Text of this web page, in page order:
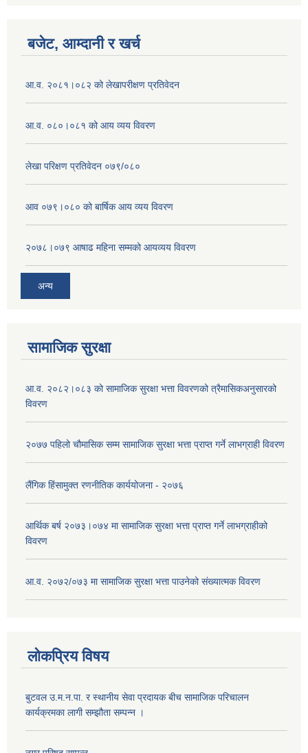
बजेट, आम्दानी र खर्च
आ.व. २०८१।०८२ को लेखापरीक्षण प्रतिवेदन
आ.व. ०८०।०८१ को आय व्यय विवरण
लेखा परिक्षण प्रतिवेदन ०७९/०८०
आव ०७९।०८० को बार्षिक आय व्यय विवरण
२०७८।०७९ आषाढ महिना सम्मको आयव्यय विवरण
अन्य
सामाजिक सुरक्षा
आ.व. २०८२।०८३ को सामाजिक सुरक्षा भत्ता विवरणको त्रैमासिकअनुसारको
विवरण
२०७७ पहिलो चौमासिक सम्म सामाजिक सुरक्षा भत्ता प्राप्त गर्ने लाभग्राही विवरण
लैंगिक हिंसामुक्त रणनीतिक कार्ययोजना - २०७६
आर्थिक बर्ष २०७३।०७४ मा सामाजिक सुरक्षा भत्ता प्राप्त गर्ने लाभग्राहीको
विवरण
आ.व. २०७२/०७३ मा सामाजिक सुरक्षा भत्ता पाउनेको संख्यात्मक विवरण
लोकप्रिय विषय
बुटवल उ.म.न.पा. र स्थानीय सेवा प्रदायक बीच सामाजिक परिचालन
कार्यक्रमका लागी सम्झौता सम्पन्न ।